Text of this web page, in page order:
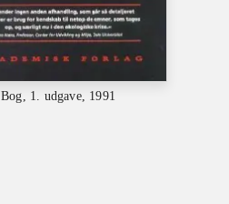
Bog, 1. udgave, 1991